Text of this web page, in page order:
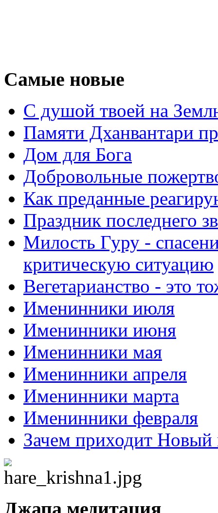
Самые новые
С душой твоей на
Памяти Дханвантари
Дом для Бога
Добровольные
Как преданные
Праздник последнего
Милость Гуру -
критическую ситуацию
Вегетарианство - это
Именинники июля
Именинники июня
Именинники мая
Именинники апреля
Именинники марта
Именинники февраля
Зачем приходит Новый